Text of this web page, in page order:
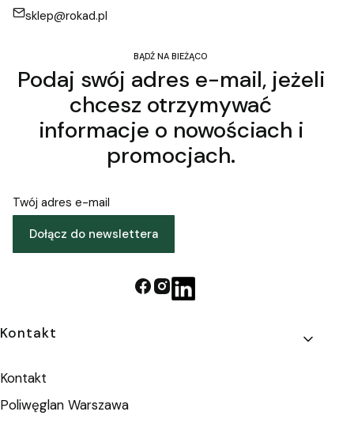
sklep@rokad.pl
BĄDŹ NA BIEŻĄCO
Podaj swój adres e-mail, jeżeli
chcesz otrzymywać
informacje o nowościach i
promocjach.
Twój adres e-mail
Dołącz do newslettera
Linki w stopce
Kontakt
Kontakt
Poliwęglan Warszawa